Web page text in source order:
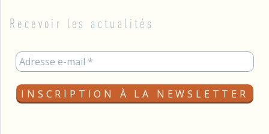
Recevoir les actualités